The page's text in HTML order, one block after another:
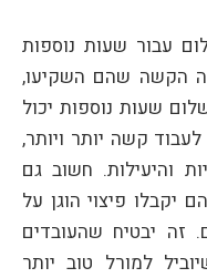
עבור שעות נוספות
הקשה שהם השקיעו,
שעות נוספות יכול
קשה יותר ויותר,
והיעילות. חשוב גם
יקבלו פיצוי הוגן על
זה יבטיח שהעובדים
למורל טוב יותר